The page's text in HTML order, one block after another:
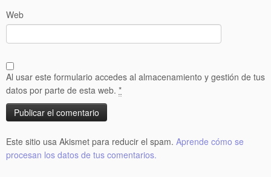
Web
Al usar este formulario accedes al almacenamiento y gestión de tus
datos por parte de esta web. *
Este sitio usa Akismet para reducir el spam. Aprende cómo se
procesan los datos de tus comentarios.